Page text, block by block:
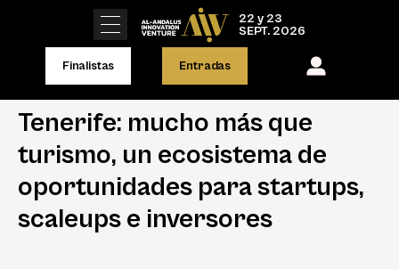
22 y 23
SEPT. 2026
Finalistas Entradas
Tenerife: mucho más que
turismo, un ecosistema de
oportunidades para startups,
scaleups e inversores